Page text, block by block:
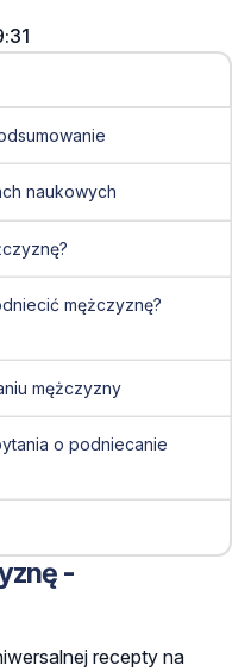
naukowych
mężczyznę?
mężczyzny
o podniecanie
-
recepty na